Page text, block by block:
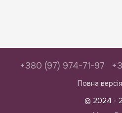
+380 (97) 974-71-97
Повна
© 2024 -